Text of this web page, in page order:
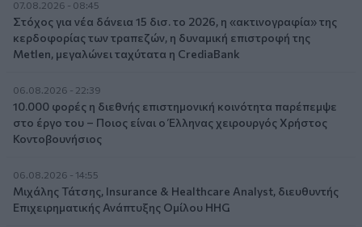
07.08.2026 - 08:45
Στόχος για νέα δάνεια 15 δισ. το 2026, η «ακτινογραφία» της
κερδοφορίας των τραπεζών, η δυναμική επιστροφή της
Metlen, μεγαλώνει ταχύτατα η CrediaBank
06.08.2026 - 22:39
10.000 φορές η διεθνής επιστημονική κοινότητα παρέπεμψε
στο έργο του – Ποιος είναι ο Έλληνας χειρουργός Χρήστος
Κοντοβουνήσιος
06.08.2026 - 14:55
Μιχάλης Τάτσης, Insurance & Healthcare Analyst, διευθυντής
Επιχειρηματικής Ανάπτυξης Ομίλου HHG